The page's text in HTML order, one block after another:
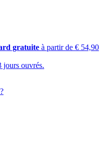
gratuite à partir de € 54,90
jours ouvrés.